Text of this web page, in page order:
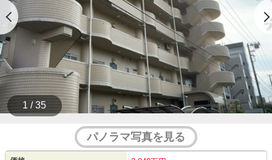
1 / 35
パノラマ写真を見る